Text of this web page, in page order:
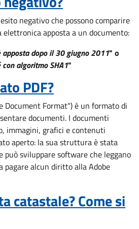
negativo che possono comparire
apposta a un documento:
apposta dopo il 30 giugno 2011" o
algoritmo SHA1"
PDF?
Document Format") è un formato di
documenti. I documenti
immagini, grafici e contenuti
aperto: la sua struttura è stata
può sviluppare software che leggano
pagare alcun diritto alla Adobe
catastale? Come si